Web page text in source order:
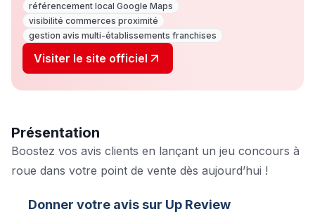
référencement local Google Maps
visibilité commerces proximité
gestion avis multi-établissements franchises
Visiter le site officiel
Présentation
Boostez vos avis clients en lançant un jeu concours à
roue dans votre point de vente dès aujourd’hui !
Donner votre avis sur Up Review